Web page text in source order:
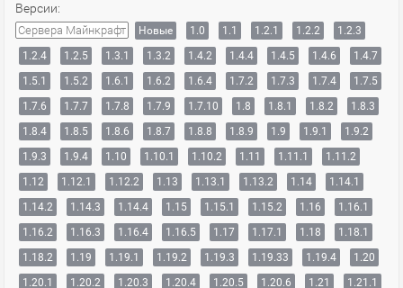
Версии:
Сервера Майнкрафт Новые 1.0 1.1 1.2.1 1.2.2
1.2.3
1.2.4
1.2.5 1.3.1 1.3.2 1.4.2 1.4.4 1.4.5 1.4.6
1.4.7
1.5.1
1.5.2 1.6.1 1.6.2 1.6.4 1.7.2 1.7.3 1.7.4
1.7.5
1.7.6
1.7.7 1.7.8 1.7.9 1.7.10 1.8 1.8.1 1.8.2
1.8.3
1.8.4
1.8.5 1.8.6 1.8.7 1.8.8 1.8.9 1.9 1.9.1
1.9.2
1.9.3
1.9.4 1.10 1.10.1 1.10.2 1.11 1.11.1
1.11.2
1.12
1.12.1 1.12.2 1.13 1.13.1 1.13.2 1.14
1.14.1
1.14.2
1.14.3 1.14.4 1.15 1.15.1 1.15.2 1.16
1.16.1
1.16.2
1.16.3 1.16.4 1.16.5 1.17 1.17.1 1.18
1.18.1
1.18.2
1.19 1.19.1 1.19.2 1.19.3 1.19.33 1.19.4
1.20
1.20.1
1.20.2 1.20.3 1.20.4 1.20.5 1.20.6 1.21
1.21.1